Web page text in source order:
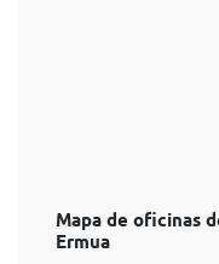
Mapa de oficinas
Ermua